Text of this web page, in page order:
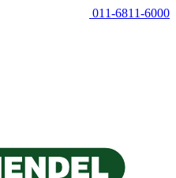
011-6811-6000